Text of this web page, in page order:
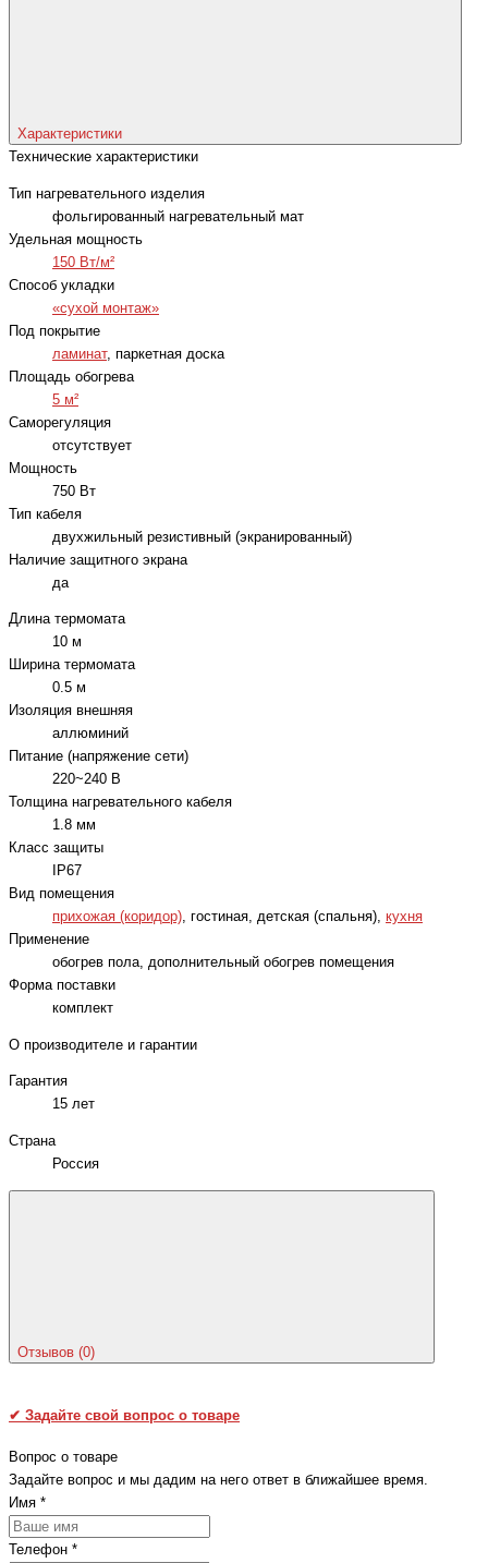
Характеристики
Технические характеристики
Тип нагревательного изделия
фольгированный нагревательный мат
Удельная мощность
150 Вт/м²
Способ укладки
«сухой монтаж»
Под покрытие
ламинат, паркетная доска
Площадь обогрева
5 м²
Саморегуляция
отсутствует
Мощность
750 Вт
Тип кабеля
двухжильный резистивный (экранированный)
Наличие защитного экрана
да
Длина термомата
10 м
Ширина термомата
0.5 м
Изоляция внешняя
аллюминий
Питание (напряжение сети)
220~240 В
Толщина нагревательного кабеля
1.8 мм
Класс защиты
IP67
Вид помещения
прихожая (коридор), гостиная, детская (спальня), кухня
Применение
обогрев пола, дополнительный обогрев помещения
Форма поставки
комплект
О производителе и гарантии
Гарантия
15 лет
Страна
Россия
Отзывов (0)
✔ Задайте свой вопрос о товаре
Вопрос о товаре
Задайте вопрос и мы дадим на него ответ в ближайшее время.
Имя *
Телефон *